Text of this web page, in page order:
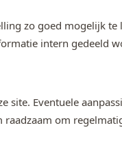
zo goed mogelijk te
intern gedeeld
site. Eventuele
om